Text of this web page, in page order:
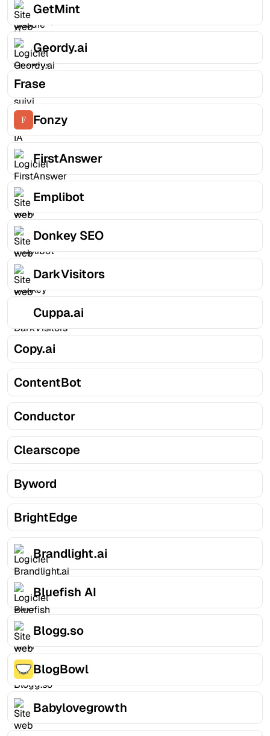
GetMint
Geordy.ai
Frase
Fonzy
FirstAnswer
Emplibot
Donkey SEO
DarkVisitors
Cuppa.ai
Copy.ai
ContentBot
Conductor
Clearscope
Byword
BrightEdge
Brandlight.ai
Bluefish AI
Blogg.so
BlogBowl
Babylovegrowth